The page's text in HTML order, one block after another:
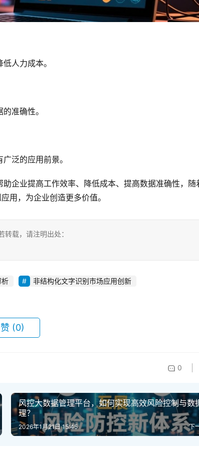
人力成本。
准确性。
泛的应用前景。
企业提高工作效率、降低成本、提高数据准确性，随
用，为企业创造更多价值。
载，请注明出处：
析
非结构化文字识别市场应用创新
(0)
0
风控大数据管理平台，如何实现高效风险控制与数
理？
下
2026年1月21日 15:45